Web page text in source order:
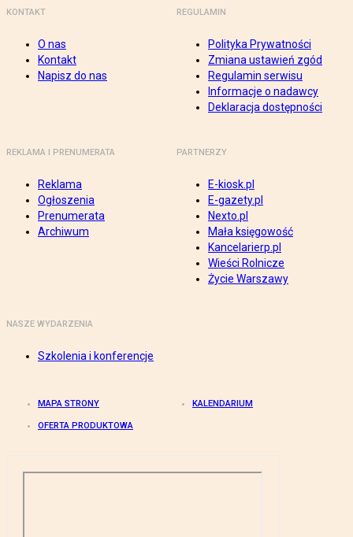
KONTAKT
O nas
Kontakt
Napisz do nas
REGULAMIN
Polityka Prywatności
Zmiana ustawień zgód
Regulamin serwisu
Informacje o nadawcy
Deklaracja dostępności
REKLAMA I PRENUMERATA
Reklama
Ogłoszenia
Prenumerata
Archiwum
PARTNERZY
E-kiosk.pl
E-gazety.pl
Nexto.pl
Mała księgowość
Kancelarierp.pl
Wieści Rolnicze
Życie Warszawy
NASZE WYDARZENIA
Szkolenia i konferencje
MAPA STRONY KALENDARIUM
OFERTA PRODUKTOWA